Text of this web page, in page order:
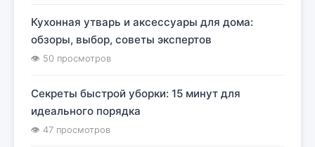
Кухонная утварь и аксессуары для дома:
обзоры, выбор, советы экспертов
👁 50 просмотров
Секреты быстрой уборки: 15 минут для
идеального порядка
👁 47 просмотров